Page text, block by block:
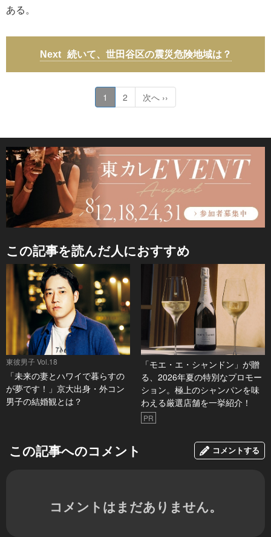
ある。
続いて、世田谷区の震災危険地域は？
1 2 次へ ››
この記事を読んだ人におすすめ
東彼男子 Vol.18
「未来の妻とハワイで暮らすの
が夢です！」京大出身・外コン
男子の結婚観とは？
「モエ・エ・シャンドン」が贈
る、2026年夏の特別なプロモー
ション。極上のシャンパンを味
わえる厳選店舗を一挙紹介！
PR
この記事へのコメント コメントする
コメントはまだありません。